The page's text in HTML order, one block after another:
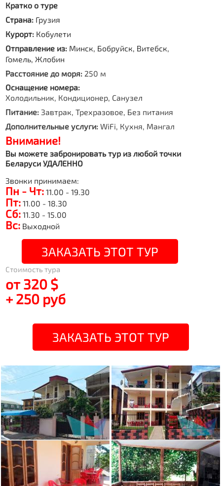
Кратко о туре
Страна: Грузия
Курорт: Кобулети
Отправление из: Минск, Бобруйск, Витебск,
Гомель, Жлобин
Расстояние до моря: 250 м
Оснащение номера:
Холодильник, Кондиционер, Санузел
Питание: Завтрак, Трехразовое, Без питания
Дополнительные услуги: WiFi, Кухня, Мангал
Внимание!
Вы можете забронировать тур из любой точки
Беларуси УДАЛЕННО
Звонки принимаем:
Пн - Чт: 11.00 - 19.30
Пт: 11.00 - 18.30
Сб: 11.30 - 15.00
Вс: Выходной
ЗАКАЗАТЬ ЭТОТ ТУР
Стоимость тура
от 320 $
+ 250 руб
ЗАКАЗАТЬ ЭТОТ ТУР